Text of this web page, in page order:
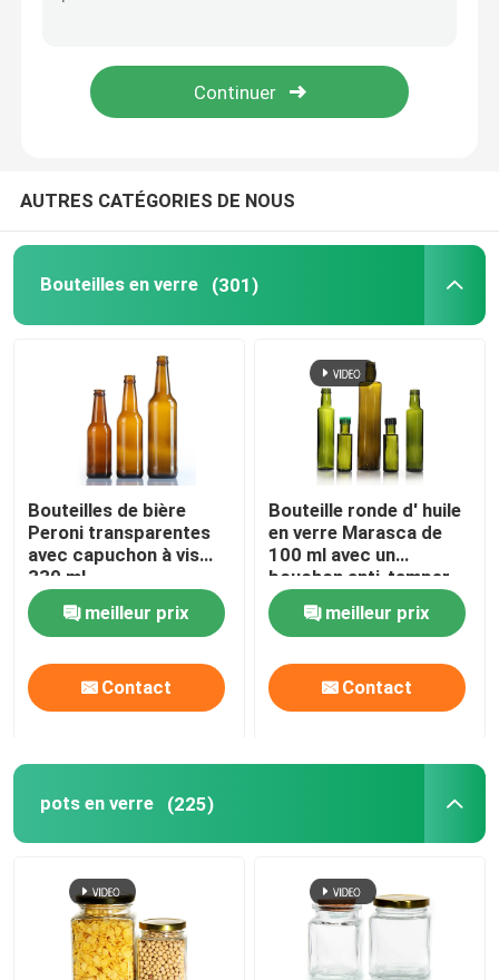
AUTRES CATÉGORIES DE NOUS
Bouteilles en verre (301)
Bouteilles de bière
Peroni transparentes
avec capuchon à vis
330 ml
meilleur prix
Contact
Bouteille ronde d' huile
en verre Marasca de
100 ml avec un
bouchon anti-tamper
meilleur prix
Contact
pots en verre (225)